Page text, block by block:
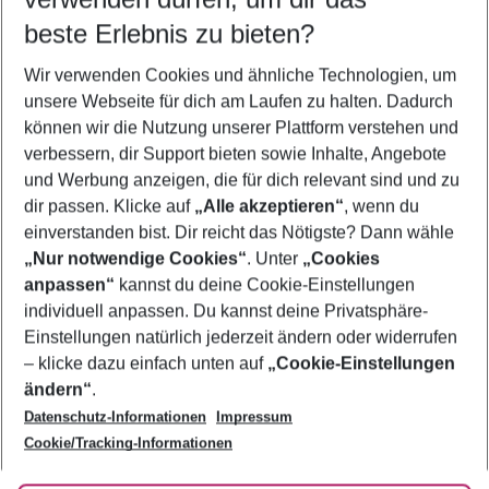
5-8 Nächte
2 Erwachsene Keine Kinder
Mehr Filter anzeigen
Footer
Footer navigation
Über uns
AGB
Bestpreisgarantie
Cookie-Einstellungen ändern
Cookie-Richtlinie
Agenturbetreuung
Barrierefreies Reisen
Folge uns
beste Erlebnis zu bieten?
Wir verwenden Cookies und ähnliche Technologien, um
unsere Webseite für dich am Laufen zu halten. Dadurch
können wir die Nutzung unserer Plattform verstehen und
verbessern, dir Support bieten sowie Inhalte, Angebote
und Werbung anzeigen, die für dich relevant sind und zu
dir passen. Klicke auf „Alle akzeptieren“, wenn du
einverstanden bist. Dir reicht das Nötigste? Dann wähle
„Nur notwendige Cookies“. Unter „Cookies
anpassen“ kannst du deine Cookie-Einstellungen
individuell anpassen. Du kannst deine Privatsphäre-
Einstellungen natürlich jederzeit ändern oder widerrufen
– klicke dazu einfach unten auf „Cookie-Einstellungen
ändern“.
Datenschutz-Informationen
Impressum
Cookie/Tracking-Informationen